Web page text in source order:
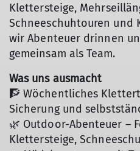
Klettersteige,
Schneeschuhtouren und
wir Abenteuer drinnen
gemeinsam als Team.
Was uns ausmacht
🧗 Wöchentliches
Sicherung und
🌿 Outdoor-Abenteuer –
Klettersteige,